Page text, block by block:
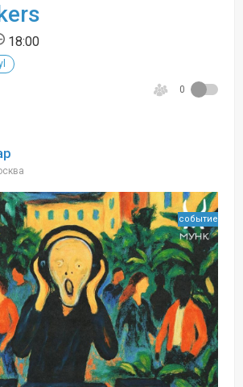
18:00
0
событие